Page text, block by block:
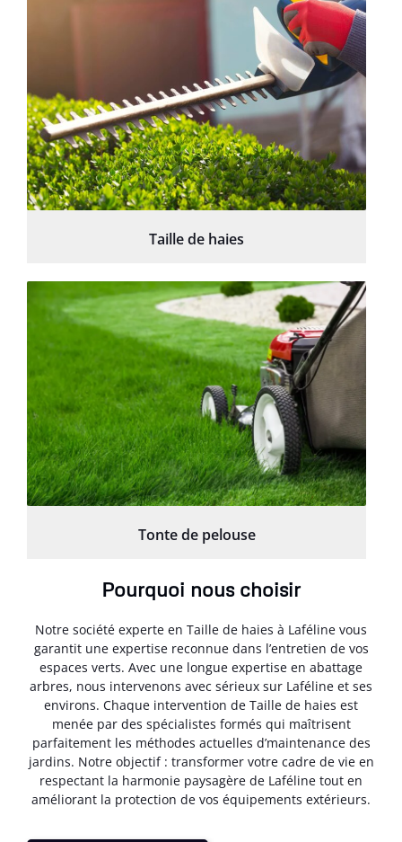
Taille de haies
Tonte de pelouse
Pourquoi nous choisir
Notre société experte en Taille de haies à Laféline vous
garantit une expertise reconnue dans l’entretien de vos
espaces verts. Avec une longue expertise en abattage
arbres, nous intervenons avec sérieux sur Laféline et ses
environs. Chaque intervention de Taille de haies est
menée par des spécialistes formés qui maîtrisent
parfaitement les méthodes actuelles d’maintenance des
jardins. Notre objectif : transformer votre cadre de vie en
respectant la harmonie paysagère de Laféline tout en
améliorant la protection de vos équipements extérieurs.